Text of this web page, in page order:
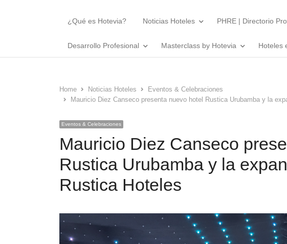
¿Qué es Hotevia? Noticias Hoteles PHRE | Directorio
Desarrollo Profesional Masterclass by Hotevia Hoteles
Home Noticias Hoteles
Eventos & Celebraciones
Mauricio Diez Canseco presenta nuevo hotel Rustica Urubamba y la
Eventos & Celebraciones
Mauricio Diez Canseco
Rustica Urubamba y la
Rustica Hoteles